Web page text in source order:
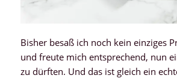
Bisher besaß ich noch kein einziges
und freute mich entsprechend, nun
zu dürften. Und das ist gleich ein